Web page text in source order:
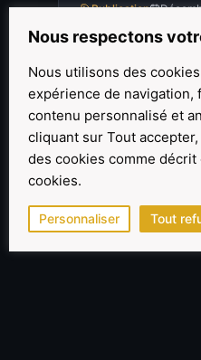
Publication
Concept et
perte de chance
Parution de
valorisation de la
CNECJ, rédigé par
Philippe Campos
Nous respectons
Nous utilisons des
expérience de
contenu personnalisé et
cliquant sur Tout
des cookies comme
cookies.
Personnaliser Tout